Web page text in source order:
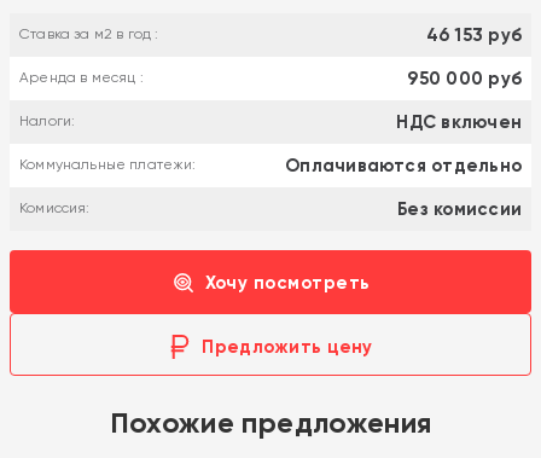
Ставка за м2 в год : 46 153 руб
Аренда в месяц : 950 000 руб
Налоги: НДС включен
Коммунальные платежи: Оплачиваются отдельно
Комиссия: Без комиссии
Хочу посмотреть
Предложить цену
Похожие предложения